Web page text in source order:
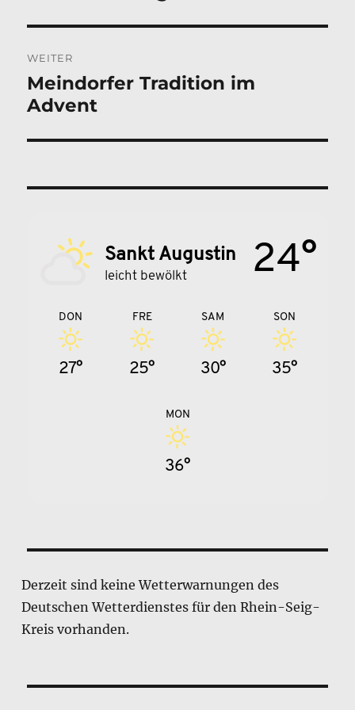
WEITER
Nächster
Beitrag:
Meindorfer Tradition im
Advent
Sankt Augustin
leicht bewölkt 24°
DON
27°
FRE
25°
SAM
30°
SON
35°
MON
36°
Derzeit sind keine Wetterwarnungen des
Deutschen Wetterdienstes für den Rhein-Seig-
Kreis vorhanden.